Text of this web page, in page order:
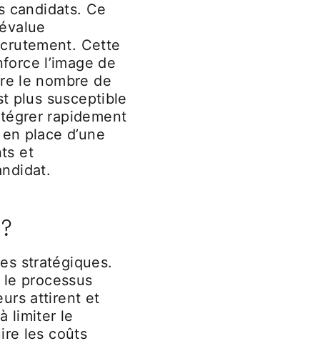
candidats. Ce
Cette
l’image de
le nombre de
plus susceptible
rapidement
place d’une
et
stratégiques.
le processus
attirent et
limiter le
les coûts